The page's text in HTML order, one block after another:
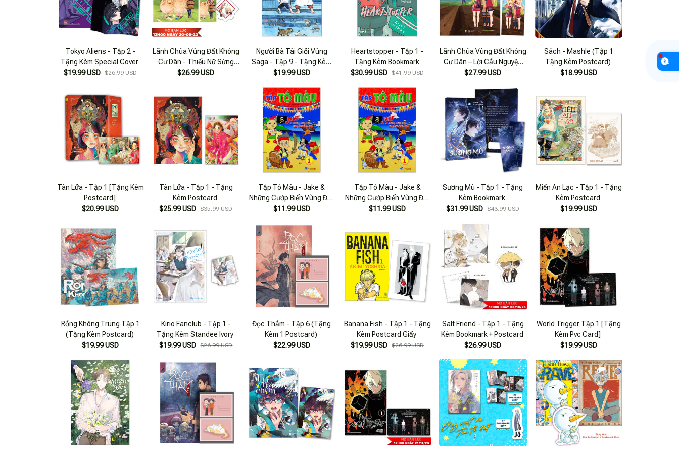
Tokyo Aliens - Tập 2 -
Tặng Kèm Special Cover
$19.99 USD $26.99 USD
Lãnh Chúa Vùng Đất Không
Cư Dân - Thiếu Nữ Sừng
Xanh - Tập 1 - Bản Đặc Biệt
$26.99 USD
Người Bà Tài Giỏi Vùng
Saga - Tập 9 - Tặng Kèm
Postcard
$19.99 USD
Heartstopper - Tập 1 -
Tặng Kèm Bookmark
$30.99 USD $41.99 USD
Lãnh Chúa Vùng Đất Không
Cư Dân – Lời Cầu Nguyện
Của Cặp Song Sinh – Tập 2
$27.99 USD
Sách - Mashle (Tập 1
Tặng Kèm Postcard)
$18.99 USD
Tàn Lửa - Tập 1 [Tặng Kèm
Postcard]
$20.99 USD
Tàn Lửa - Tập 1 - Tặng
Kèm Postcard
$25.99 USD
$35.99 USD
Tập Tô Màu - Jake &
Những Cướp Biển Vùng Đất
Thần Tiên - Tập 1
$11.99 USD
Tập Tô Màu - Jake &
Những Cướp Biển Vùng Đất
Thần Tiên - Tập 1
$11.99 USD
Sương Mù - Tập 1 - Tặng
Kèm Bookmark
$31.99 USD
$43.99 USD
Miền An Lạc - Tập 1 - Tặng
Kèm Postcard
$19.99 USD
Rồng Không Trung Tập 1
(Tặng Kèm Postcard)
$19.99 USD
Kirio Fanclub - Tập 1 -
Tặng Kèm Standee Ivory
$19.99 USD
$26.99 USD
Đọc Thầm - Tập 6 (Tặng
Kèm 1 Postcard)
$22.99 USD
Banana Fish - Tập 1 - Tặng
Kèm Postcard Giấy
$19.99 USD $26.99 USD
Salt Friend - Tập 1 - Tặng
Kèm Bookmark + Postcard
$26.99 USD
World Trigger Tập 1 [Tặng
Kèm Pvc Card]
$19.99 USD